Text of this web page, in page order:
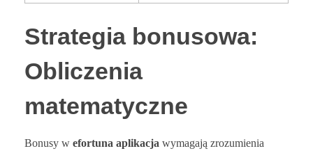
Strategia bonusowa:
Obliczenia
matematyczne
Bonusy w efortuna aplikacja wymagają zrozumienia